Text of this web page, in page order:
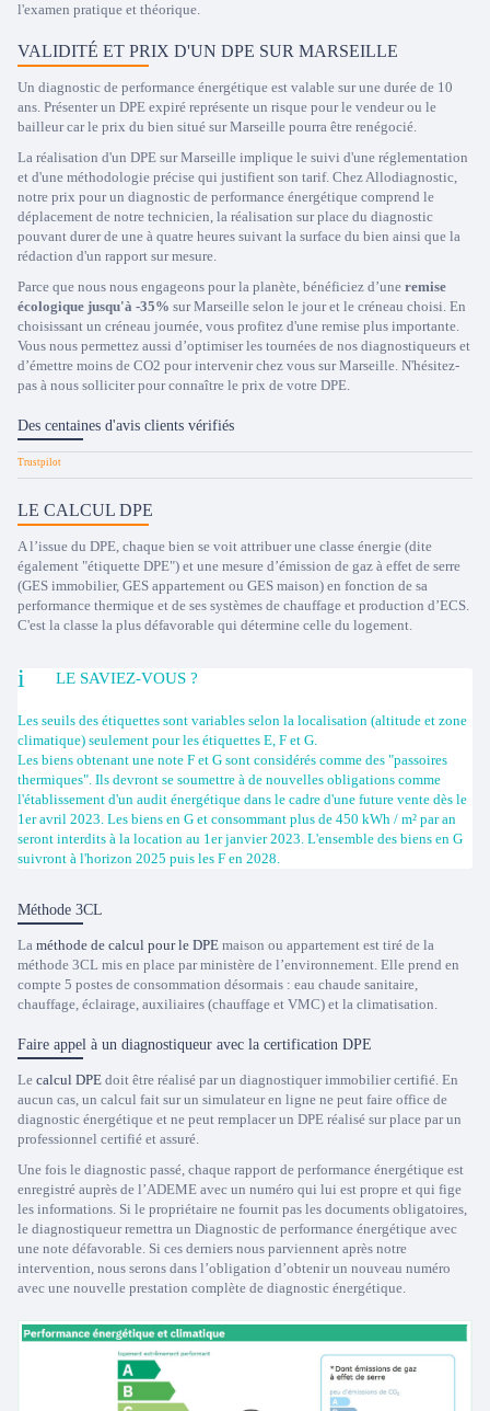
l'examen pratique et théorique.
VALIDITÉ ET PRIX D'UN DPE SUR MARSEILLE
Un diagnostic de performance énergétique est valable sur une durée de 10
ans. Présenter un DPE expiré représente un risque pour le vendeur ou le
bailleur car le prix du bien situé sur Marseille pourra être renégocié.
La réalisation d'un DPE sur Marseille implique le suivi d'une réglementation
et d'une méthodologie précise qui justifient son tarif. Chez Allodiagnostic,
notre prix pour un diagnostic de performance énergétique comprend le
déplacement de notre technicien, la réalisation sur place du diagnostic
pouvant durer de une à quatre heures suivant la surface du bien ainsi que la
rédaction d'un rapport sur mesure.
Parce que nous nous engageons pour la planète, bénéficiez d’une remise
écologique jusqu'à -35% sur Marseille selon le jour et le créneau choisi. En
choisissant un créneau journée, vous profitez d'une remise plus importante.
Vous nous permettez aussi d’optimiser les tournées de nos diagnostiqueurs et
d’émettre moins de CO2 pour intervenir chez vous sur Marseille. N'hésitez-
pas à nous solliciter pour connaître le prix de votre DPE.
Des centaines d'avis clients vérifiés
Trustpilot
LE CALCUL DPE
A l’issue du DPE, chaque bien se voit attribuer une classe énergie (dite
également "étiquette DPE") et une mesure d’émission de gaz à effet de serre
(GES immobilier, GES appartement ou GES maison) en fonction de sa
performance thermique et de ses systèmes de chauffage et production d’ECS.
C'est la classe la plus défavorable qui détermine celle du logement.
LE SAVIEZ-VOUS ?
Les seuils des étiquettes sont variables selon la localisation (altitude et zone
climatique) seulement pour les étiquettes E, F et G.
Les biens obtenant une note F et G sont considérés comme des "passoires
thermiques". Ils devront se soumettre à de nouvelles obligations comme
l'établissement d'un audit énergétique dans le cadre d'une future vente dès le
1er avril 2023. Les biens en G et consommant plus de 450 kWh / m² par an
seront interdits à la location au 1er janvier 2023. L'ensemble des biens en G
suivront à l'horizon 2025 puis les F en 2028.
Méthode 3CL
La méthode de calcul pour le DPE maison ou appartement est tiré de la
méthode 3CL mis en place par ministère de l’environnement. Elle prend en
compte 5 postes de consommation désormais : eau chaude sanitaire,
chauffage, éclairage, auxiliaires (chauffage et VMC) et la climatisation.
Faire appel à un diagnostiqueur avec la certification DPE
Le calcul DPE doit être réalisé par un diagnostiquer immobilier certifié. En
aucun cas, un calcul fait sur un simulateur en ligne ne peut faire office de
diagnostic énergétique et ne peut remplacer un DPE réalisé sur place par un
professionnel certifié et assuré.
Une fois le diagnostic passé, chaque rapport de performance énergétique est
enregistré auprès de l’ADEME avec un numéro qui lui est propre et qui fige
les informations. Si le propriétaire ne fournit pas les documents obligatoires,
le diagnostiqueur remettra un Diagnostic de performance énergétique avec
une note défavorable. Si ces derniers nous parviennent après notre
intervention, nous serons dans l’obligation d’obtenir un nouveau numéro
avec une nouvelle prestation complète de diagnostic énergétique.